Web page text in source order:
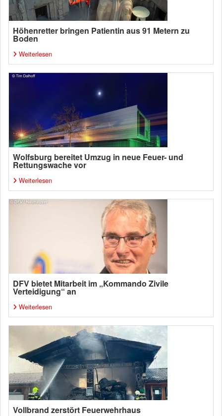
Höhenretter bringen Patientin aus 91 Metern zu
Boden
Weiterlesen
Wolfsburg bereitet Umzug in neue Feuer- und
Rettungswache vor
Weiterlesen
DFV bietet Mitarbeit im „Kommando Zivile
Verteidigung“ an
Weiterlesen
Vollbrand zerstört Feuerwehrhaus